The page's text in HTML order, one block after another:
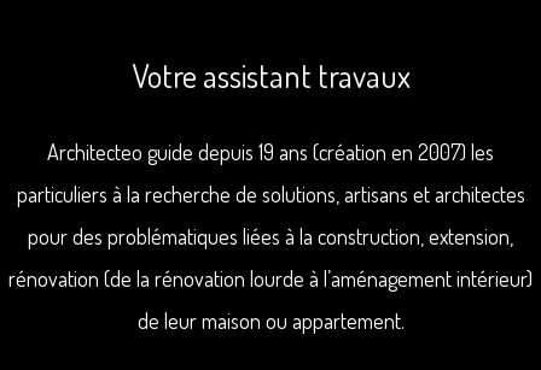
Votre assistant travaux
Architecteo guide depuis 19 ans (création en 2007) les
particuliers à la recherche de solutions, artisans et architectes
pour des problématiques liées à la construction, extension,
rénovation (de la rénovation lourde à l’aménagement intérieur)
de leur maison ou appartement.